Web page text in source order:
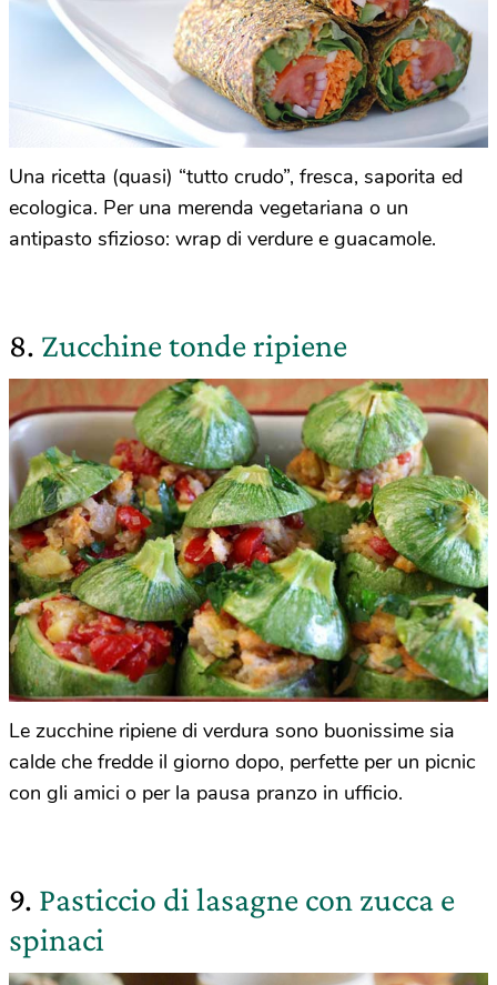
Una ricetta (quasi) “tutto crudo”, fresca, saporita ed
ecologica. Per una merenda vegetariana o un
antipasto sfizioso: wrap di verdure e guacamole.
8. Zucchine tonde ripiene
Le zucchine ripiene di verdura sono buonissime sia
calde che fredde il giorno dopo, perfette per un picnic
con gli amici o per la pausa pranzo in ufficio.
9. Pasticcio di lasagne con zucca e
spinaci